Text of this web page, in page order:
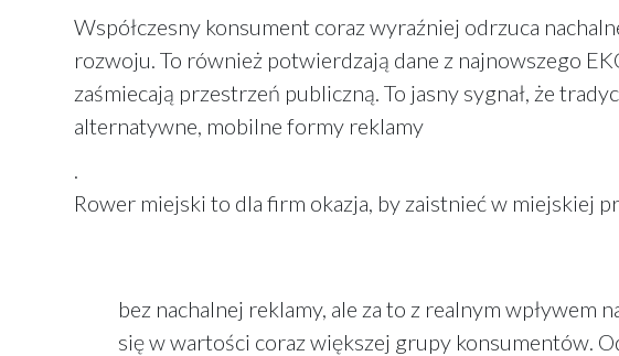
Współczesny konsument coraz wyraźniej odrzuca
rozwoju. To również potwierdzają dane z najnowszego
zaśmiecają przestrzeń publiczną. To jasny sygnał, że
alternatywne, mobilne formy reklamy
.
Rower miejski to dla firm okazja, by zaistnieć w miejskiej
bez nachalnej reklamy, ale za to z realnym wpływem
się w wartości coraz większej grupy konsumentów.